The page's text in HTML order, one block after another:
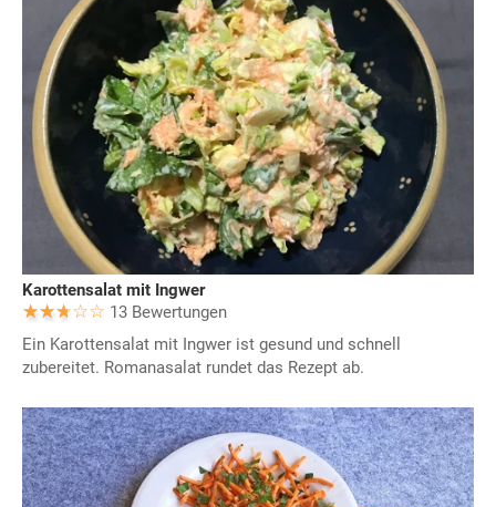
Karottensalat mit Ingwer
13 Bewertungen
Ein Karottensalat mit Ingwer ist gesund und schnell
zubereitet. Romanasalat rundet das Rezept ab.